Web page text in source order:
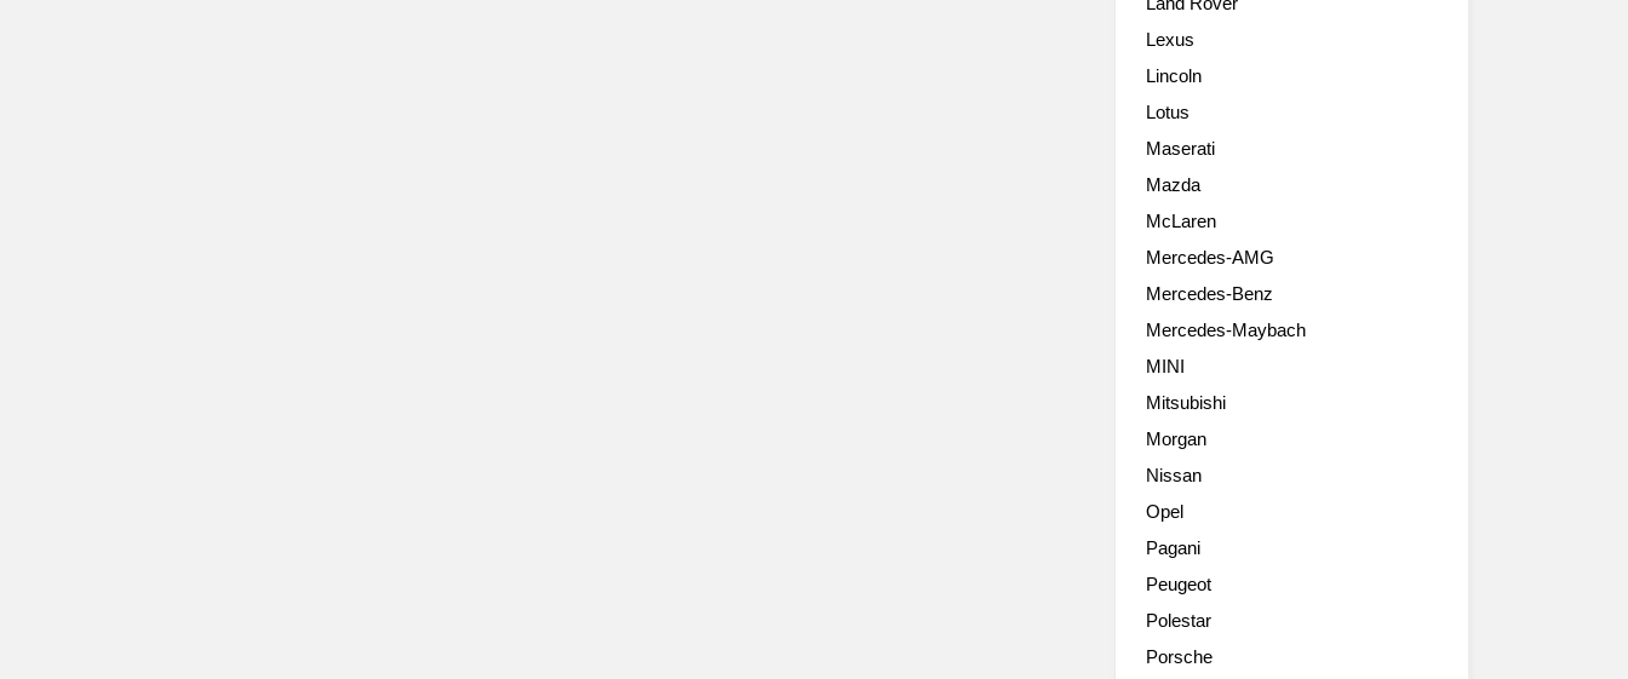
Sports
Coupé.
sleek,
elegant,
promotes
power
strength
refinement,
affirms
singularity
Peugeot
Lexus
Lincoln
Lotus
Maserati
Mazda
McLaren
Mercedes-AMG
Mercedes-Benz
Mercedes-Maybach
MINI
Mitsubishi
Morgan
Nissan
Opel
Pagani
Peugeot
Polestar
Porsche